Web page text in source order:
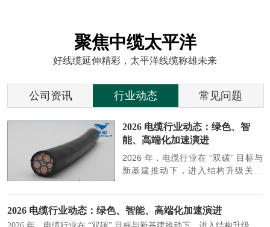
聚焦中缆太平洋
好线缆延伸精彩，太平洋线缆称雄未来
公司资讯 行业动态 常见问题
2026 电缆行业动态：绿色、智
能、高端化加速演进
2026 年，电缆行业在 “双碳” 目标与
新基建推动下，进入结构升级关键
大清晰趋势，市场格局持续优化。
2026 电缆行业动态：绿色、智能、高端化加速演进